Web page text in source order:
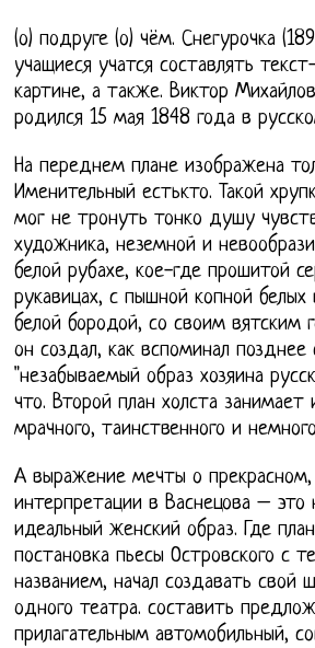
(о) подруге (о) чём. Снегурочка
учащиеся учатся составлять
картине, а также. Виктор
родился 15 мая 1848 года в
На переднем плане изображена
Именительный естькто. Такой
мог не тронуть тонко душу
художника, неземной и
белой рубахе, кое-где прошитой
рукавицах, с пышной копной белых
белой бородой, со своим вятским
он создал, как вспоминал
"незабываемый образ хозяина
что. Второй план холста занимает
мрачного, таинственного и
А выражение мечты о прекрасном,
интерпретации в Васнецова – это
идеальный женский образ. Где
постановка пьесы Островского с
названием, начал создавать свой
одного театра. составить
прилагательным автомобильный,